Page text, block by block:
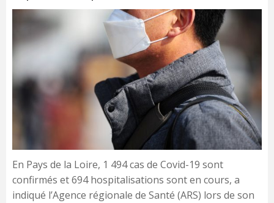
En Pays de la Loire, 1 494 cas de Covid-19 sont
confirmés et 694 hospitalisations sont en cours, a
indiqué l’Agence régionale de Santé (ARS) lors de son